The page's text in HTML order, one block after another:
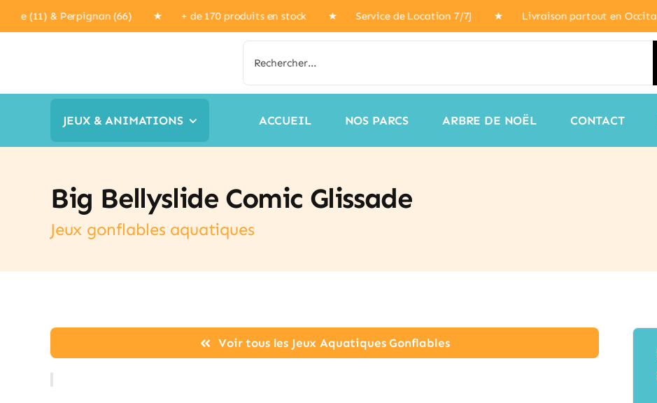
Passer
au
(11) & Perpignan (66) ★ + de 170 produits en stock ★ Service de Location 7/7J ★ Livraison partout en
JEUX & ANIMATIONS ACCUEIL NOS PARCS ARBRE DE NOËL CONTACT
Big Bellyslide Comic Glissade
Jeux gonflables aquatiques
Voir tous les Jeux Aquatiques Gonflables